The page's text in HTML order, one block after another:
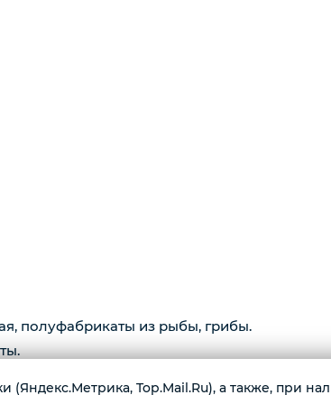
полуфабрикаты из рыбы, грибы.
Top.Mail.Ru), а также, при